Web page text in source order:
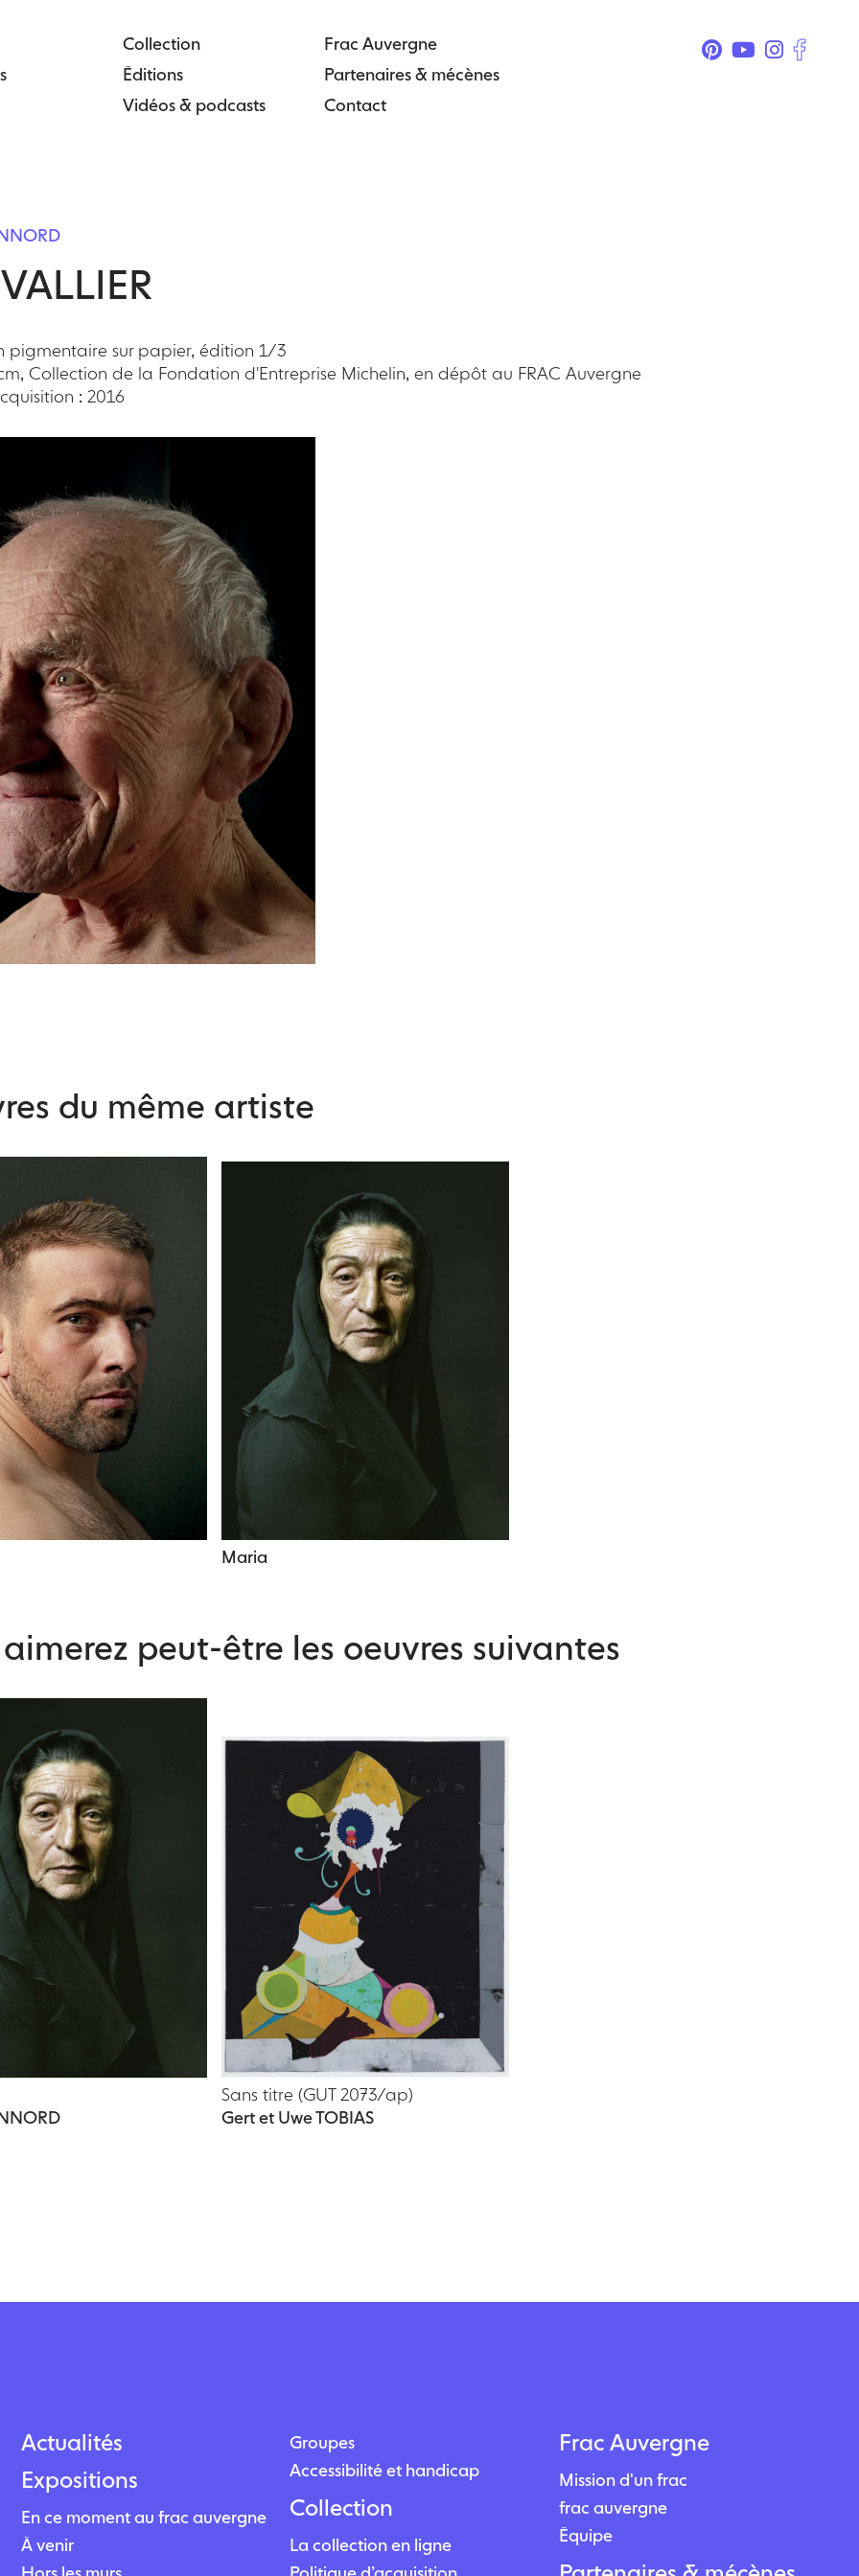
Collection
Éditions
Vidéos & podcasts
Frac Auvergne
Partenaires & mécènes
Contact
pigmentaire sur papier, édition 1/3
Collection de la Fondation d'Entreprise Michelin, en dépôt au FRAC Auvergne
: 2016
du même artiste
Maria
peut-être les oeuvres suivantes
Sans titre (GUT 2073/ap)
Gert et Uwe TOBIAS
Actualités
Expositions
En ce moment au frac auvergne
À venir
Groupes
Accessibilité et handicap
Collection
La collection en ligne
Frac Auvergne
Mission d'un frac
frac auvergne
Équipe